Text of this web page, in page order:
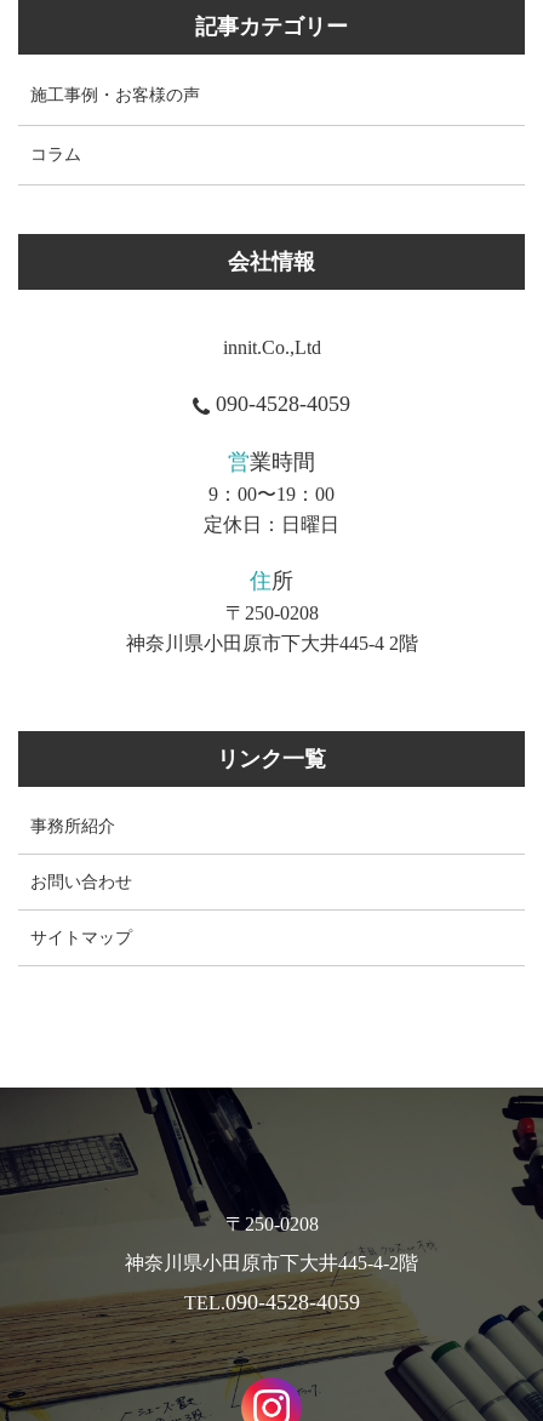
記事カテゴリー
施工事例・お客様の声
コラム
会社情報
innit.Co.,Ltd
090-4528-4059
営業時間
9：00〜19：00
定休日：日曜日
住所
〒250-0208
神奈川県小田原市下大井445-4 2階
リンク一覧
事務所紹介
お問い合わせ
サイトマップ
〒250-0208
神奈川県小田原市下大井445-4-2階
TEL.090-4528-4059